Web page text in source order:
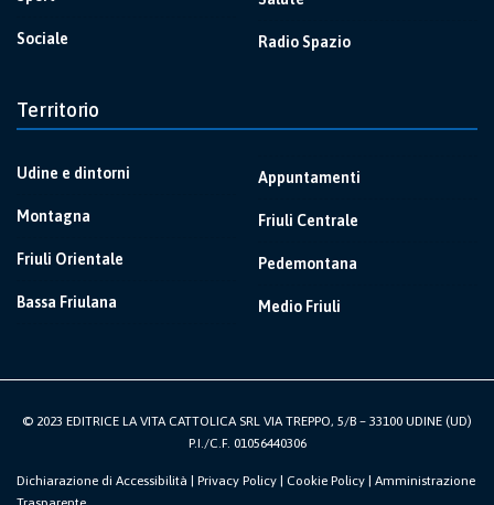
Sociale Radio Spazio
Territorio
Udine e dintorni
Montagna
Friuli Orientale
Bassa Friulana
Appuntamenti
Friuli Centrale
Pedemontana
Medio Friuli
© 2023 EDITRICE LA VITA CATTOLICA SRL VIA TREPPO, 5/B – 33100 UDINE (UD)
P.I./C.F. 01056440306
Dichiarazione di Accessibilità Privacy Policy Cookie Policy
Amministrazione